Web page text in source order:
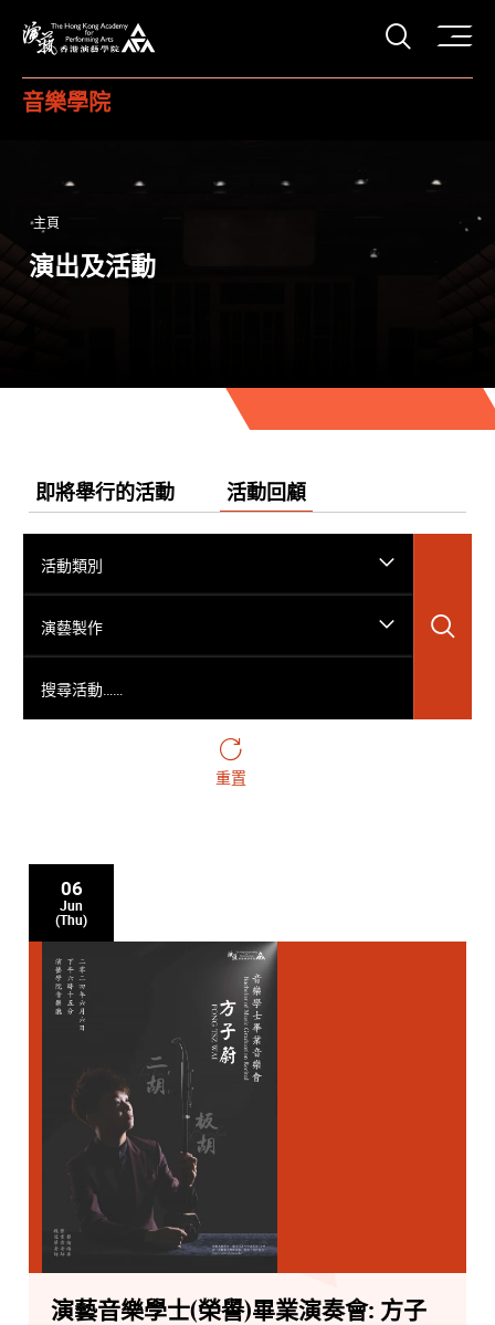
打開
音樂學院
主頁
演出及活動
即將舉行的活動 活動回顧
活動類別
演藝製作
重置
06
Jun
(Thu)
演藝音樂學士(榮譽)畢業演奏會: 方子